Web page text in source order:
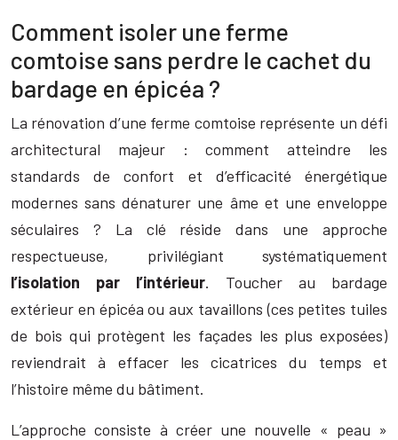
Comment isoler une ferme
comtoise sans perdre le cachet du
bardage en épicéa ?
La rénovation d’une ferme comtoise représente un défi
architectural majeur : comment atteindre les
standards de confort et d’efficacité énergétique
modernes sans dénaturer une âme et une enveloppe
séculaires ? La clé réside dans une approche
respectueuse, privilégiant systématiquement
l’isolation par l’intérieur. Toucher au bardage
extérieur en épicéa ou aux tavaillons (ces petites tuiles
de bois qui protègent les façades les plus exposées)
reviendrait à effacer les cicatrices du temps et
l’histoire même du bâtiment.
L’approche consiste à créer une nouvelle « peau »